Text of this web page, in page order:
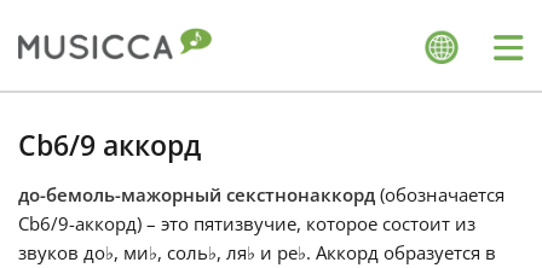
Български
Cb6/9 аккорд
до-бемоль-мажорный секстнонаккорд (обозначается
Cb6/9-аккорд) – это пятизвучие, которое состоит из
звуков до♭, ми♭, соль♭, ля♭ и ре♭. Аккорд образуется в